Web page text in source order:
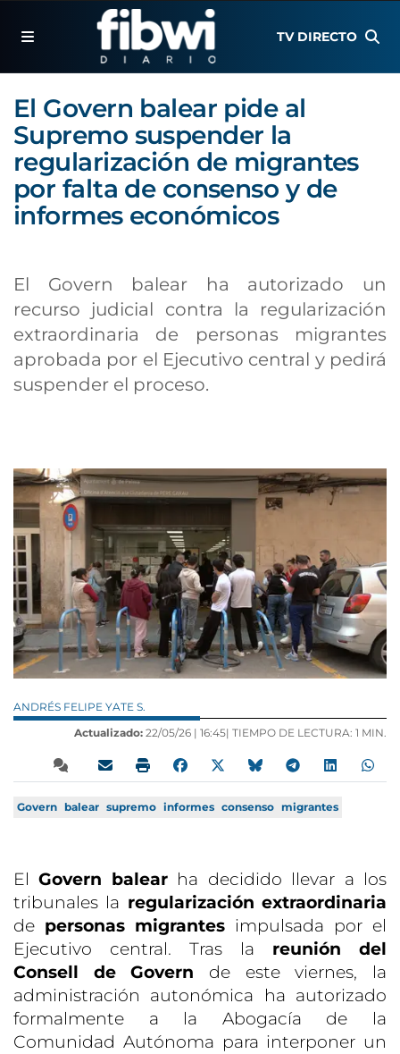
TV DIRECTO
El Govern balear pide al
Supremo suspender la
regularización de migrantes
por falta de consenso y de
informes económicos
El Govern balear ha autorizado un
recurso judicial contra la regularización
extraordinaria de personas migrantes
aprobada por el Ejecutivo central y pedirá
suspender el proceso.
ANDRÉS FELIPE YATE S.
Actualizado: 22/05/26 | 16:45| TIEMPO DE LECTURA: 1 MIN.
Govern balear supremo informes consenso migrantes
ElGovern balearha decidido llevar a los
tribunales la regularización extraordinaria
de personas migrantes impulsada por el
Ejecutivo central. Tras la reunión del
Consell de Govern de este viernes, la
administración autonómica ha autorizado
formalmente a la Abogacía de la
Comunidad Autónoma para interponer un